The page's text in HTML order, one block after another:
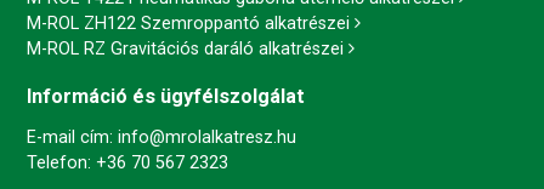
M-ROL ZH122 Szemroppantó alkatrészei
M-ROL RZ Gravitációs daráló alkatrészei
Információ és ügyfélszolgálat
E-mail cím: info@mrolalkatresz.hu
Telefon: +36 70 567 2323